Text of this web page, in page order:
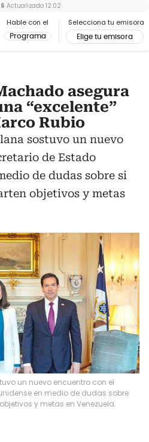
Hable con el
Programa
Selecciona tu emisora
Elige tu emisora
Actualizado 12:02
asegura
“excelente”
Rubio
sostuvo un nuevo
de Estado
de dudas sobre si
objetivos y metas
un nuevo encuentro con el
en medio de dudas sobre
y metas en Venezuela.